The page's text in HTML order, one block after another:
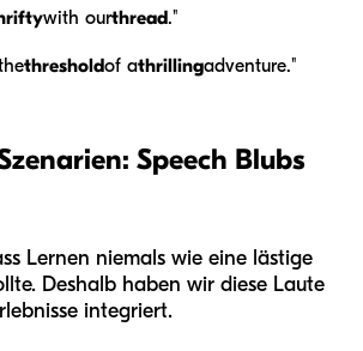
with ourthread."
thresholdof athrillingadventure."
Speech Blubs
Lernen niemals wie eine lästige
Deshalb haben wir diese Laute
integriert.